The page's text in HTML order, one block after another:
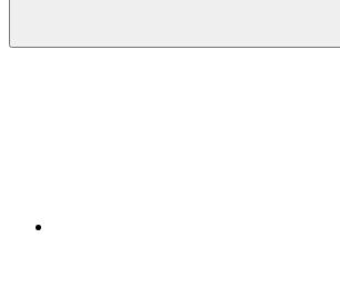
Compartilhar